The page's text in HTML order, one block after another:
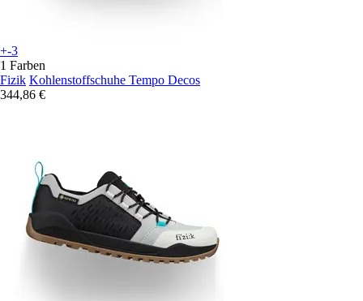
+-3
1 Farben
Fizik Kohlenstoffschuhe Tempo Decos
344,86 €